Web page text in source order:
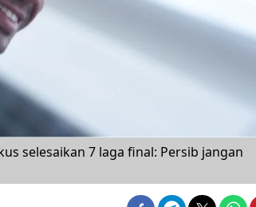
selesaikan 7 laga final: Persib jangan